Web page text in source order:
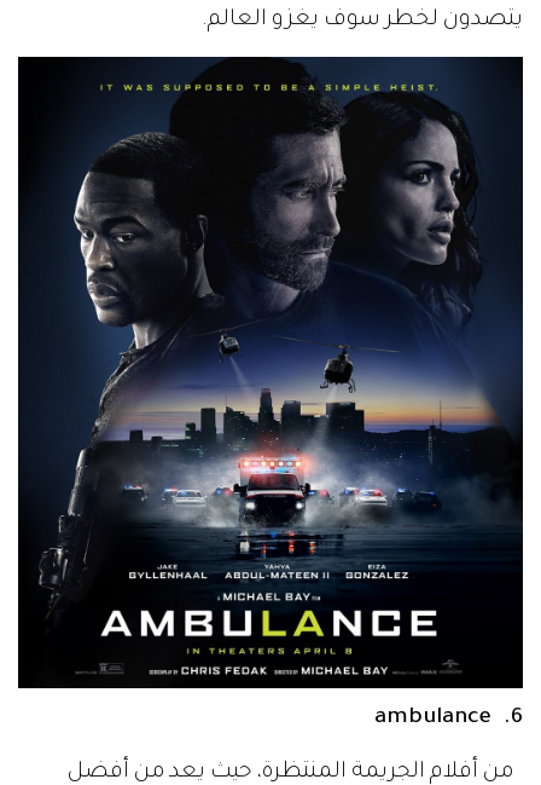
يتصدون لخطر سوف يغزو العالم.
6. ambulance
من أفلام الجريمة المنتظرة، حيث يعد من أفضل